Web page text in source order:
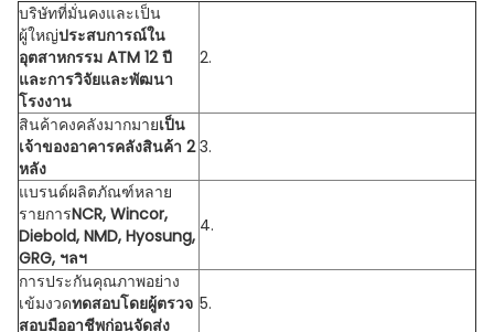
บริษัทที่มั่นคงและเป็น
ผู้ใหญ่ประสบการณ์ใน
อุตสาหกรรม ATM 12 ปี
และการวิจัยและพัฒนา
โรงงาน
2.
สินค้าคงคลังมากมายเป็น
เจ้าของอาคารคลังสินค้า 2
หลัง
3.
แบรนด์ผลิตภัณฑ์หลาย
รายการNCR, Wincor,
Diebold, NMD, Hyosung,
GRG, ฯลฯ
4.
การประกันคุณภาพอย่าง
เข้มงวดทดสอบโดยผู้ตรวจ
สอบมืออาชีพก่อนจัดส่ง
5.